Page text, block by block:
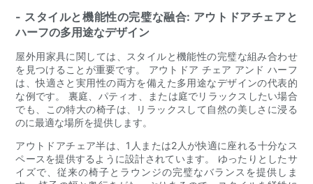
- スタイルと機能性の完璧な融合: アウトドアチェアと
ハーフの多用途なデザイン
屋外用家具に関しては、スタイルと機能性の完璧な組み合わせ
を見つけることが重要です。 アウトドア チェア アンド ハーフ
は、快適さと実用性の両方を備えた多用途なデザインの代表的
な例です。 裏庭、パティオ、または庭でリラックスしたい場合
でも、この特大の椅子は、リラックスして自然の美しさに浸る
のに最適な場所を提供します。
アウトドアチェア半は、1人または2人が快適に座れる十分なス
ペースを提供するように設計されています。 ゆったりとしたサ
イズで、従来の椅子とラウンジの完璧なバランスを提供しま